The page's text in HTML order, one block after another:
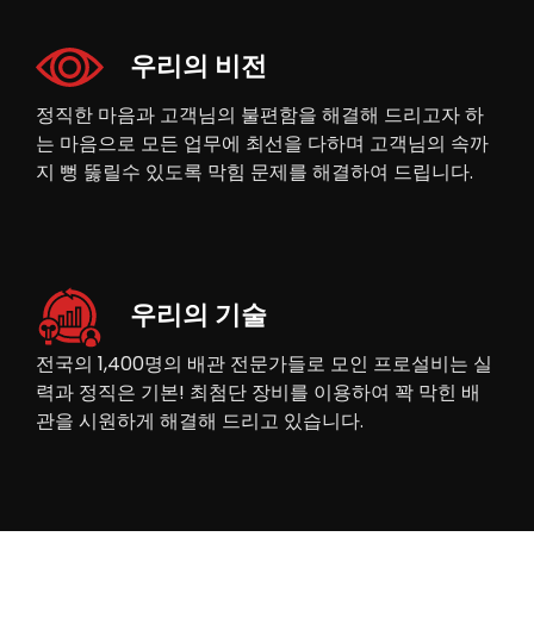
우리의 비전
정직한 마음과 고객님의 불편함을 해결해 드리고자 하
는 마음으로 모든 업무에 최선을 다하며 고객님의 속까
지 뻥 뚫릴수 있도록 막힘 문제를 해결하여 드립니다.
우리의 기술
전국의 1,400명의 배관 전문가들로 모인 프로설비는 실
력과 정직은 기본! 최첨단 장비를 이용하여 꽉 막힌 배
관을 시원하게 해결해 드리고 있습니다.